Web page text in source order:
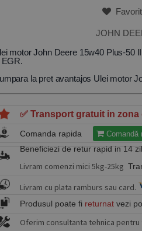
JOHN
motor John Deere 15w40 Plus-50
la pret avantajos Ulei motor
✅ Transport gratuit in
Comanda rapida Comandă
Beneficiezi de retur rapid in 14
Livram comenzi mici 5kg-25kg
Livram cu plata ramburs sau card.
Produsul poate fi returnat vezi
Oferim consultanta tehnica